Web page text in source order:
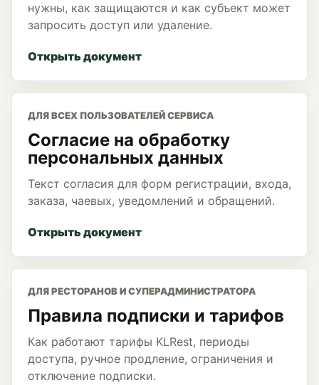
нужны, как защищаются и как субъект может
запросить доступ или удаление.
Открыть документ
ДЛЯ ВСЕХ ПОЛЬЗОВАТЕЛЕЙ СЕРВИСА
Согласие на обработку
персональных данных
Текст согласия для форм регистрации, входа,
заказа, чаевых, уведомлений и обращений.
Открыть документ
ДЛЯ РЕСТОРАНОВ И СУПЕРАДМИНИСТРАТОРА
Правила подписки и тарифов
Как работают тарифы KLRest, периоды
доступа, ручное продление, ограничения и
отключение подписки.